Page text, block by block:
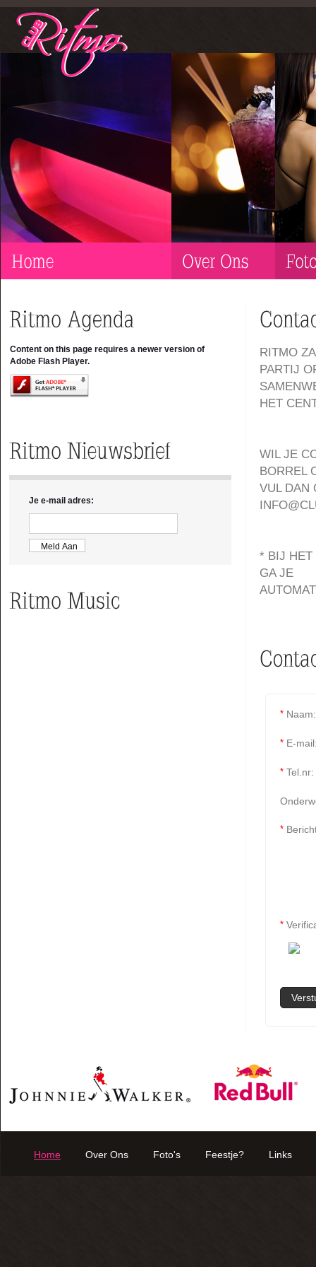
Content on this page requires a newer version of
Adobe Flash Player.
Je e-mail adres:
RITMO
PARTIJ
HET
WIL JE
BORREL
VUL DAN
* BIJ HET
GA JE
*Naam:
*E-
*Tel.nr:
*
*
Home Over Ons Foto's Feestje? Links